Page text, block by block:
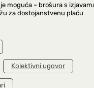
moguća – brošura s
za dostojanstvenu plaću
Kolektivni ugovor